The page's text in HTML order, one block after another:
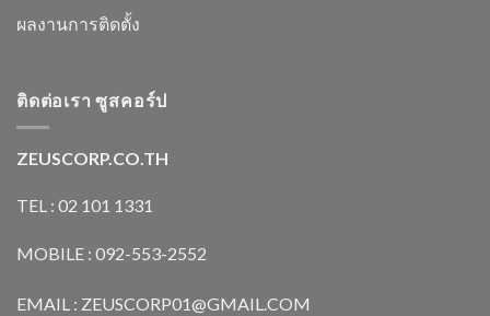
ผลงานการติดตั้ง
ติดต่อเรา ซูสคอร์ป
ZEUSCORP.CO.TH
TEL : 02 101 1331
MOBILE : 092-553-2552
EMAIL : ZEUSCORP01@GMAIL.COM